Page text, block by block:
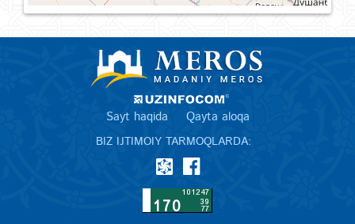
Sayt haqida Qayta aloqa
BIZ IJTIMOIY TARMOQLARDA: